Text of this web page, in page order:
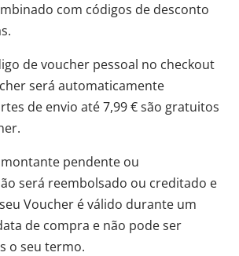
com códigos de desconto
de voucher pessoal no checkout
será automaticamente
de envio até 7,99 € são gratuitos
pendente ou
será reembolsado ou creditado e
Voucher é válido durante um
de compra e não pode ser
o seu termo.